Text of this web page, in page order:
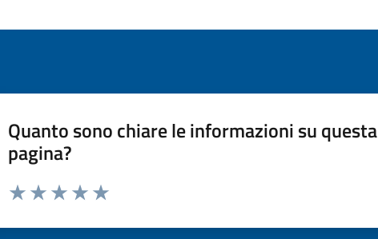
Quanto sono chiare le informazioni su questa
pagina?
Valuta da 1 a 5 stelle la pagina